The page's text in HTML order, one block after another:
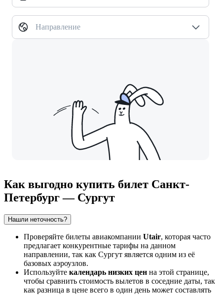
Направление
Как выгодно купить билет Санкт-
Петербург — Сургут
Нашли неточность?
Проверяйте билеты авиакомпании Utair, которая часто
предлагает конкурентные тарифы на данном
направлении, так как Сургут является одним из её
базовых аэроузлов.
Используйте календарь низких цен на этой странице,
чтобы сравнить стоимость вылетов в соседние даты, так
как разница в цене всего в один день может составлять